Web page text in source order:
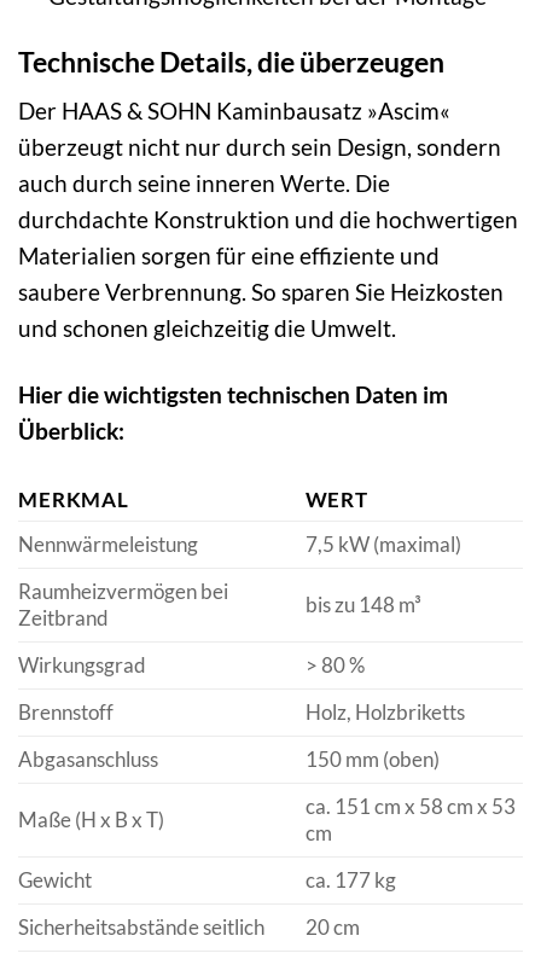
Technische Details, die überzeugen
Der HAAS & SOHN Kaminbausatz »Ascim«
überzeugt nicht nur durch sein Design, sondern
auch durch seine inneren Werte. Die
durchdachte Konstruktion und die hochwertigen
Materialien sorgen für eine effiziente und
saubere Verbrennung. So sparen Sie Heizkosten
und schonen gleichzeitig die Umwelt.
Hier die wichtigsten technischen Daten im
Überblick:
MERKMAL
WERT
Nennwärmeleistung
7,5 kW (maximal)
Raumheizvermögen bei
Zeitbrand
bis zu 148 m³
Wirkungsgrad
> 80 %
Brennstoff
Holz, Holzbriketts
Abgasanschluss
150 mm (oben)
Maße (H x B x T)
ca. 151 cm x 58 cm x 53
cm
Gewicht
ca. 177 kg
Sicherheitsabstände seitlich
20 cm